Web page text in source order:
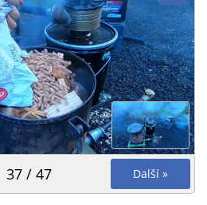
Další »
37 / 47